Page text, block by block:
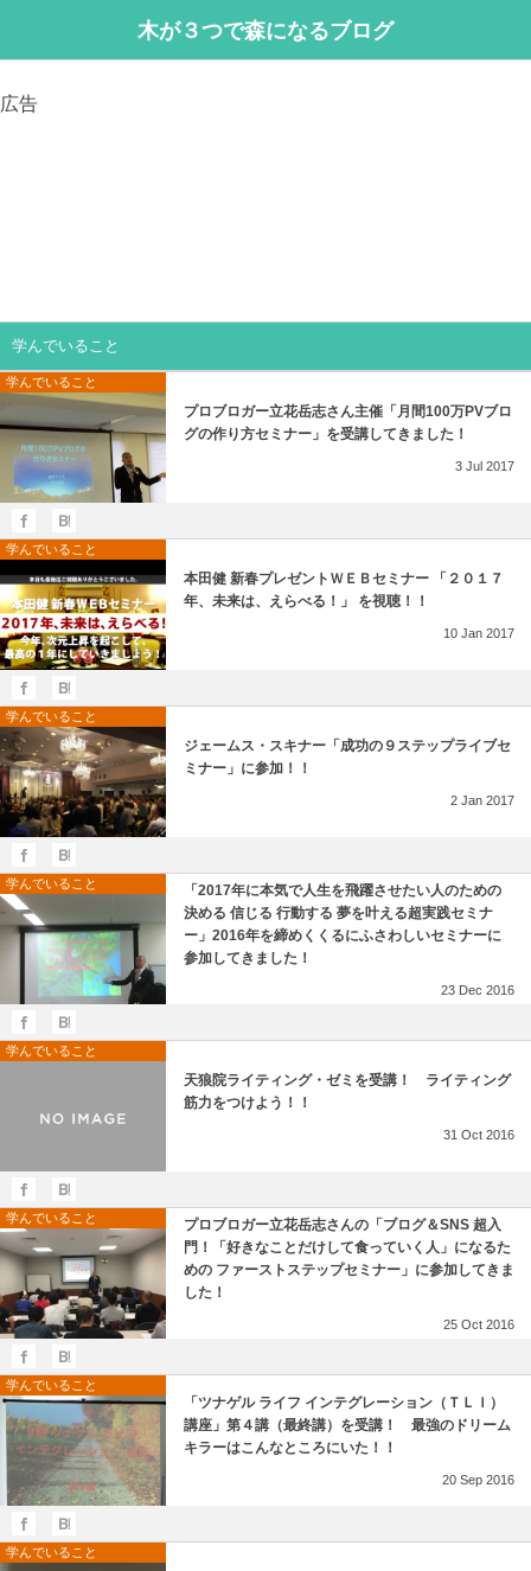
木が３つで森になるブログ
広告
学んでいること
学んでいること
プロブロガー立花岳志さん主催「月間100万PVブロ
グの作り方セミナー」を受講してきました！
3 Jul 2017
学んでいること
本田健 新春プレゼントＷＥＢセミナー 「２０１７
年、未来は、えらべる！」 を視聴！！
10 Jan 2017
学んでいること
ジェームス・スキナー「成功の９ステップライブセ
ミナー」に参加！！
2 Jan 2017
学んでいること
「2017年に本気で人生を飛躍させたい人のための
決める 信じる 行動する 夢を叶える超実践セミナ
ー」2016年を締めくくるにふさわしいセミナーに
参加してきました！
23 Dec 2016
学んでいること
天狼院ライティング・ゼミを受講！ ライティング
筋力をつけよう！！
31 Oct 2016
学んでいること
プロブロガー立花岳志さんの「ブログ＆SNS 超入
門！「好きなことだけして食っていく人」になるた
めの ファーストステップセミナー」に参加してきま
した！
25 Oct 2016
学んでいること
「ツナゲル ライフ インテグレーション（ＴＬＩ）
講座」第４講（最終講）を受講！ 最強のドリーム
キラーはこんなところにいた！！
20 Sep 2016
学んでいること